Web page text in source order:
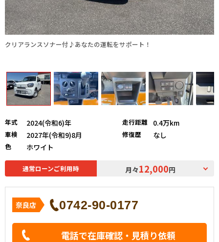
クリアランスソナー付♪あなたの運転をサポート！
年式 2024(令和6)年 走行距離 0.4万km
車検 2027年(令和9)8月 修復歴 なし
色 ホワイト
通常ローンご利用時 月々12,000円
奈良店 0742-90-0177
電話で在庫確認・見積り依頼